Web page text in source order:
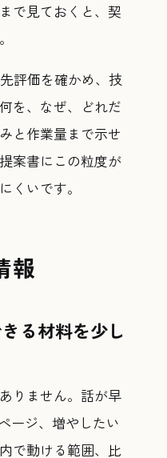
で見ておくと、契
評価を確かめ、技
を、なぜ、どれだ
と作業量まで示せ
案書にこの粒度が
くいです。
報
る材料を少し
りません。話が早
ージ、増やしたい
で動ける範囲、比